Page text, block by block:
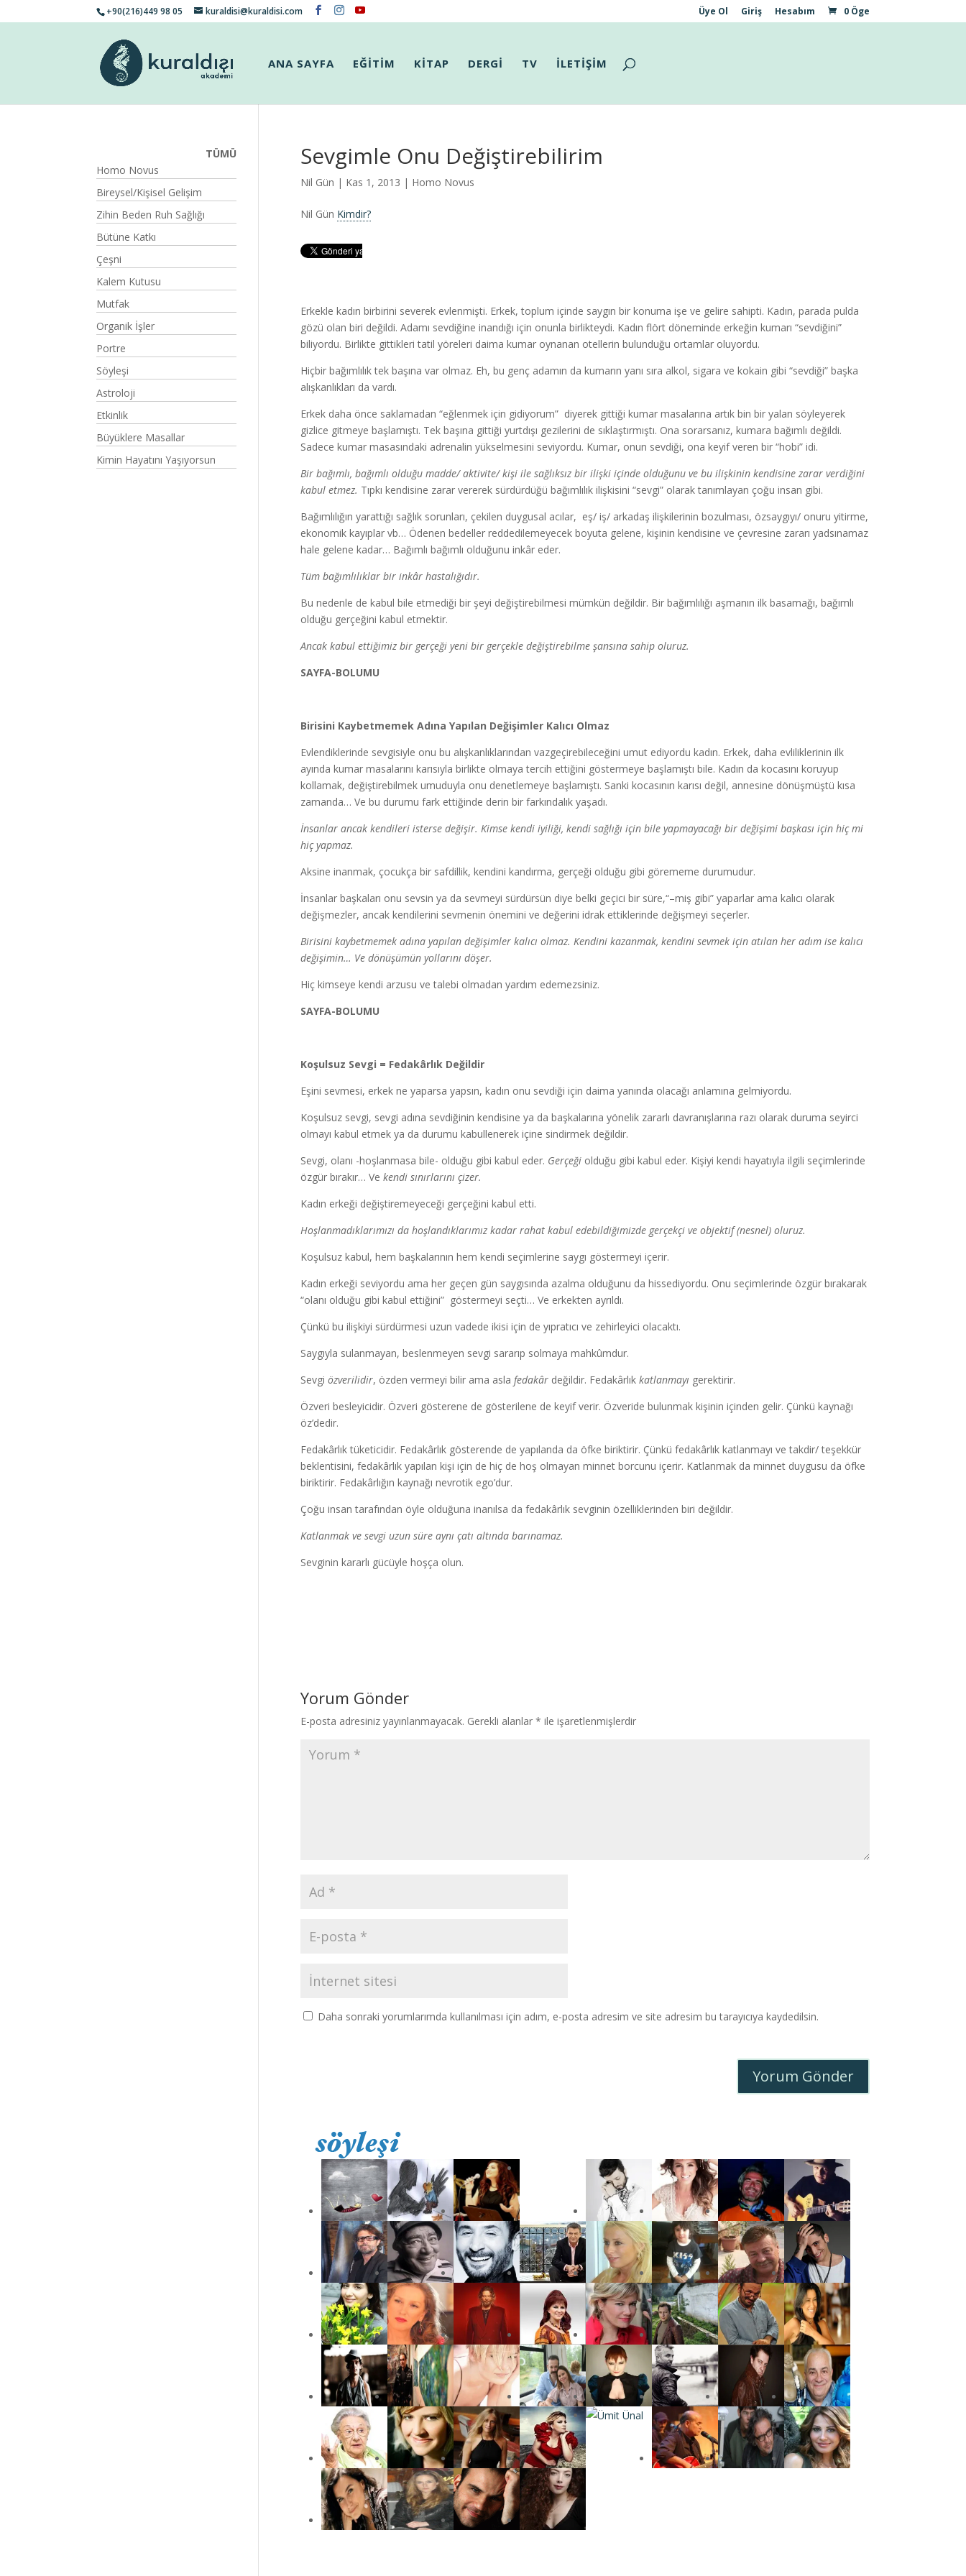
+90(216)449 98 05 kuraldisi@kuraldisi.com Üye Ol Giriş Hesabım 0 Öge
ANA SAYFA EĞİTİM KİTAP DERGİ TV İLETİŞİM
Sevgimle Onu Değiştirebilirim
Nil Gün | Kas 1, 2013 | Homo Novus
Nil Gün Kimdir?
Erkekle kadın birbirini severek evlenmişti. Erkek, toplum içinde saygın bir konuma işe ve gelire sahipti. Kadın, parada pulda
gözü olan biri değildi. Adamı sevdiğine inandığı için onunla birlikteydi. Kadın flört döneminde erkeğin kumarı “sevdiğini”
biliyordu. Birlikte gittikleri tatil yöreleri daima kumar oynanan otellerin bulunduğu ortamlar oluyordu.
Hiçbir bağımlılık tek başına var olmaz. Eh, bu genç adamın da kumarın yanı sıra alkol, sigara ve kokain gibi “sevdiği” başka
alışkanlıkları da vardı.
Erkek daha önce saklamadan “eğlenmek için gidiyorum” diyerek gittiği kumar masalarına artık bin bir yalan söyleyerek
gizlice gitmeye başlamıştı. Tek başına gittiği yurtdışı gezilerini de sıklaştırmıştı. Ona sorarsanız, kumara bağımlı değildi.
Sadece kumar masasındaki adrenalin yükselmesini seviyordu. Kumar, onun sevdiği, ona keyif veren bir “hobi” idi.
Bir bağımlı, bağımlı olduğu madde/ aktivite/ kişi ile sağlıksız bir ilişki içinde olduğunu ve bu ilişkinin kendisine zarar verdiğini
kabul etmez. Tıpkı kendisine zarar vererek sürdürdüğü bağımlılık ilişkisini “sevgi” olarak tanımlayan çoğu insan gibi.
Bağımlılığın yarattığı sağlık sorunları, çekilen duygusal acılar, eş/ iş/ arkadaş ilişkilerinin bozulması, özsaygıyı/ onuru yitirme,
ekonomik kayıplar vb… Ödenen bedeller reddedilemeyecek boyuta gelene, kişinin kendisine ve çevresine zararı yadsınamaz
hale gelene kadar… Bağımlı bağımlı olduğunu inkâr eder.
Tüm bağımlılıklar bir inkâr hastalığıdır.
Bu nedenle de kabul bile etmediği bir şeyi değiştirebilmesi mümkün değildir. Bir bağımlılığı aşmanın ilk basamağı, bağımlı
olduğu gerçeğini kabul etmektir.
Ancak kabul ettiğimiz bir gerçeği yeni bir gerçekle değiştirebilme şansına sahip oluruz.
SAYFA-BOLUMU
Birisini Kaybetmemek Adına Yapılan Değişimler Kalıcı Olmaz
Evlendiklerinde sevgisiyle onu bu alışkanlıklarından vazgeçirebileceğini umut ediyordu kadın. Erkek, daha evliliklerinin ilk
ayında kumar masalarını karısıyla birlikte olmaya tercih ettiğini göstermeye başlamıştı bile. Kadın da kocasını koruyup
kollamak, değiştirebilmek umuduyla onu denetlemeye başlamıştı. Sanki kocasının karısı değil, annesine dönüşmüştü kısa
zamanda… Ve bu durumu fark ettiğinde derin bir farkındalık yaşadı.
İnsanlar ancak kendileri isterse değişir. Kimse kendi iyiliği, kendi sağlığı için bile yapmayacağı bir değişimi başkası için hiç mi
hiç yapmaz.
Aksine inanmak, çocukça bir safdillik, kendini kandırma, gerçeği olduğu gibi görememe durumudur.
İnsanlar başkaları onu sevsin ya da sevmeyi sürdürsün diye belki geçici bir süre,“–miş gibi” yaparlar ama kalıcı olarak
değişmezler, ancak kendilerini sevmenin önemini ve değerini idrak ettiklerinde değişmeyi seçerler.
Birisini kaybetmemek adına yapılan değişimler kalıcı olmaz. Kendini kazanmak, kendini sevmek için atılan her adım ise kalıcı
değişimin… Ve dönüşümün yollarını döşer.
Hiç kimseye kendi arzusu ve talebi olmadan yardım edemezsiniz.
SAYFA-BOLUMU
Koşulsuz Sevgi = Fedakârlık Değildir
Eşini sevmesi, erkek ne yaparsa yapsın, kadın onu sevdiği için daima yanında olacağı anlamına gelmiyordu.
Koşulsuz sevgi, sevgi adına sevdiğinin kendisine ya da başkalarına yönelik zararlı davranışlarına razı olarak duruma seyirci
olmayı kabul etmek ya da durumu kabullenerek içine sindirmek değildir.
Sevgi, olanı -hoşlanmasa bile- olduğu gibi kabul eder. Gerçeğiolduğu gibi kabul eder. Kişiyi kendi hayatıyla ilgili seçimlerinde
özgür bırakır… Ve kendi sınırlarını çizer.
Kadın erkeği değiştiremeyeceği gerçeğini kabul etti.
Hoşlanmadıklarımızı da hoşlandıklarımız kadar rahat kabul edebildiğimizde gerçekçi ve objektif (nesnel) oluruz.
Koşulsuz kabul, hem başkalarının hem kendi seçimlerine saygı göstermeyi içerir.
Kadın erkeği seviyordu ama her geçen gün saygısında azalma olduğunu da hissediyordu. Onu seçimlerinde özgür bırakarak
“olanı olduğu gibi kabul ettiğini” göstermeyi seçti… Ve erkekten ayrıldı.
Çünkü bu ilişkiyi sürdürmesi uzun vadede ikisi için de yıpratıcı ve zehirleyici olacaktı.
Saygıyla sulanmayan, beslenmeyen sevgi sararıp solmaya mahkûmdur.
Sevgi özverilidir, özden vermeyi bilir ama asla fedakârdeğildir. Fedakârlık katlanmayı gerektirir.
Özveri besleyicidir. Özveri gösterene de gösterilene de keyif verir. Özveride bulunmak kişinin içinden gelir. Çünkü kaynağı
öz’dedir.
Fedakârlık tüketicidir. Fedakârlık gösterende de yapılanda da öfke biriktirir. Çünkü fedakârlık katlanmayı ve takdir/ teşekkür
beklentisini, fedakârlık yapılan kişi için de hiç de hoş olmayan minnet borcunu içerir. Katlanmak da minnet duygusu da öfke
biriktirir. Fedakârlığın kaynağı nevrotik ego’dur.
Çoğu insan tarafından öyle olduğuna inanılsa da fedakârlık sevginin özelliklerinden biri değildir.
Katlanmak ve sevgi uzun süre aynı çatı altında barınamaz.
Sevginin kararlı gücüyle hoşça olun.
Yorum Gönder
E-posta adresiniz yayınlanmayacak. Gerekli alanlar * ile işaretlenmişlerdir
Daha sonraki yorumlarımda kullanılması için adım, e-posta adresim ve site adresim bu tarayıcıya kaydedilsin.
TÜMÜ
Homo Novus
Bireysel/Kişisel Gelişim
Zihin Beden Ruh Sağlığı
Bütüne Katkı
Çeşni
Kalem Kutusu
Mutfak
Organik İşler
Portre
Söyleşi
Astroloji
Etkinlik
Büyüklere Masallar
Kimin Hayatını Yaşıyorsun